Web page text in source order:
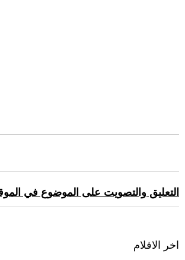
التعليق والتصويت على الموضوع في
اخر الافلام